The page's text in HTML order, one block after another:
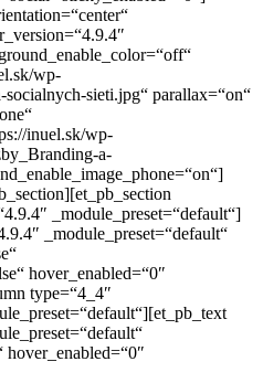
wp-
sieti.jpg“ parallax=“on“
inuel.sk/wp-
a-
_module_preset=“default“]
_module_preset=“default“
hover_enabled=“0″
type=“4_4″